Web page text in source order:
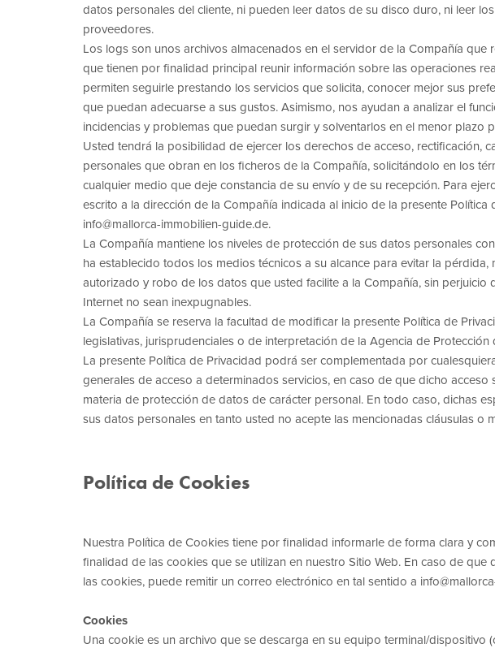
datos personales del cliente, ni pueden leer datos de su disco duro, ni leer
proveedores.
Los logs son unos archivos almacenados en el servidor de la Compañía que
que tienen por finalidad principal reunir información sobre las operaciones
permiten seguirle prestando los servicios que solicita, conocer mejor sus
que puedan adecuarse a sus gustos. Asimismo, nos ayudan a analizar el
incidencias y problemas que puedan surgir y solventarlos en el menor plazo
Usted tendrá la posibilidad de ejercer los derechos de acceso, rectificación,
personales que obran en los ficheros de la Compañía, solicitándolo en los
cualquier medio que deje constancia de su envío y de su recepción. Para
escrito a la dirección de la Compañía indicada al inicio de la presente
info@mallorca-immobilien-guide.de.
La Compañía mantiene los niveles de protección de sus datos personales
ha establecido todos los medios técnicos a su alcance para evitar la pérdida,
autorizado y robo de los datos que usted facilite a la Compañía, sin perjuicio
Internet no sean inexpugnables.
La Compañía se reserva la facultad de modificar la presente Política de
legislativas, jurisprudenciales o de interpretación de la Agencia de Protección
La presente Política de Privacidad podrá ser complementada por
generales de acceso a determinados servicios, en caso de que dicho
materia de protección de datos de carácter personal. En todo caso, dichas
sus datos personales en tanto usted no acepte las mencionadas cláusulas o
Política de Cookies
Nuestra Política de Cookies tiene por finalidad informarle de forma clara y
finalidad de las cookies que se utilizan en nuestro Sitio Web. En caso de
las cookies, puede remitir un correo electrónico en tal sentido a
Cookies
Una cookie es un archivo que se descarga en su equipo terminal/dispositivo